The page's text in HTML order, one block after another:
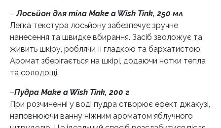
– Лосьйон для тіла Make a Wish Tink, 250 мл
Легка текстура лосьйону забезпечує зручне
нанесення та швидке вбирання. Засіб зволожує та
живить шкіру, роблячи її гладкою та бархатистою.
Аромат зберігається на шкірі, додаючи нотки тепла
та солодощі.
–Пудра Make a Wish Tink, 200 г
При розчиненні у воді пудра створює ефект джакузі,
наповнюючи ванну ніжним ароматом яблучного